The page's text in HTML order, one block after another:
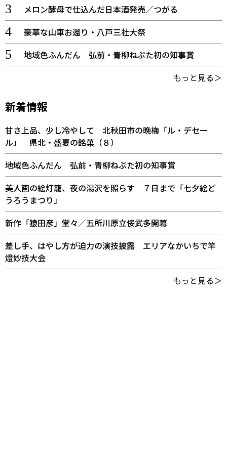
メロン酵母で仕込んだ日本酒発売／つがる
豪華な山車お還り・八戸三社大祭
地域色ふんだん 弘前・青柳ねぷた初の知事賞
もっと見る＞
新着情報
甘さ上品、少し冷やして 北秋田市の晩梅「ル・デセー
ル」 県北・盛夏の銘菓（８）
地域色ふんだん 弘前・青柳ねぷた初の知事賞
美人画の絵灯籠、夜の湯沢を照らす ７日まで「七夕絵ど
うろうまつり」
新作「猿田彦」堂々／五所川原立佞武多開幕
差し手、はやし方が迫力の演技披露 エリアなかいちで竿
燈妙技大会
もっと見る＞